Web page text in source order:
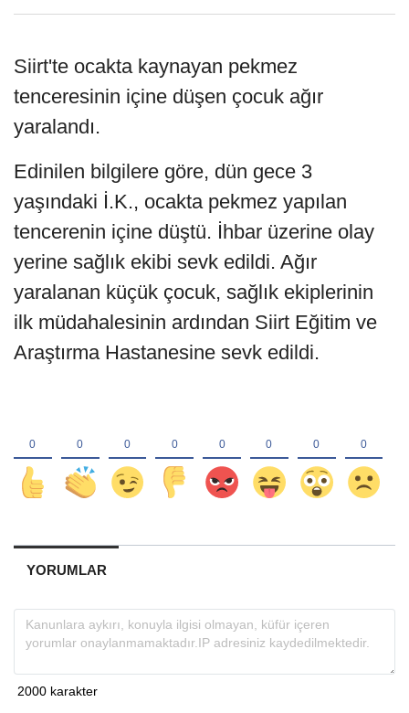
Siirt'te ocakta kaynayan pekmez
tenceresinin içine düşen çocuk ağır
yaralandı.
Edinilen bilgilere göre, dün gece 3
yaşındaki İ.K., ocakta pekmez yapılan
tencerenin içine düştü. İhbar üzerine olay
yerine sağlık ekibi sevk edildi. Ağır
yaralanan küçük çocuk, sağlık ekiplerinin
ilk müdahalesinin ardından Siirt Eğitim ve
Araştırma Hastanesine sevk edildi.
YORUMLAR